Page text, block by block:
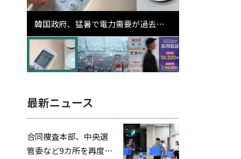
韓国政府、猛暑で電力需要が過去最
高更新の可能性に需給対応体制を点
検
最新ニュース
合同捜査本部、中央選
管委など9カ所を再度家